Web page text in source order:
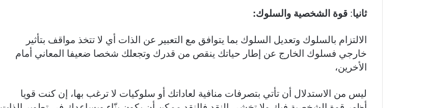
ثانيا: قوة الشخصية والسلوك:
الالتزام بالسلوك وتعديل السلوك بما يتوافق مع التعبير عن الذات أي لا تتخذ مواقف بتأثير
خارجي فسلوك الخارج عن إطار حياتك ينقص من قدرك وتجعلك شخصا ضعيفا المعاني أمام
الأخرين،
ليس من الاستدلال أن تأتي بتصرفات منافية لعاداتك أو سلوكيات لا ترغب بها، إن كنت قويا